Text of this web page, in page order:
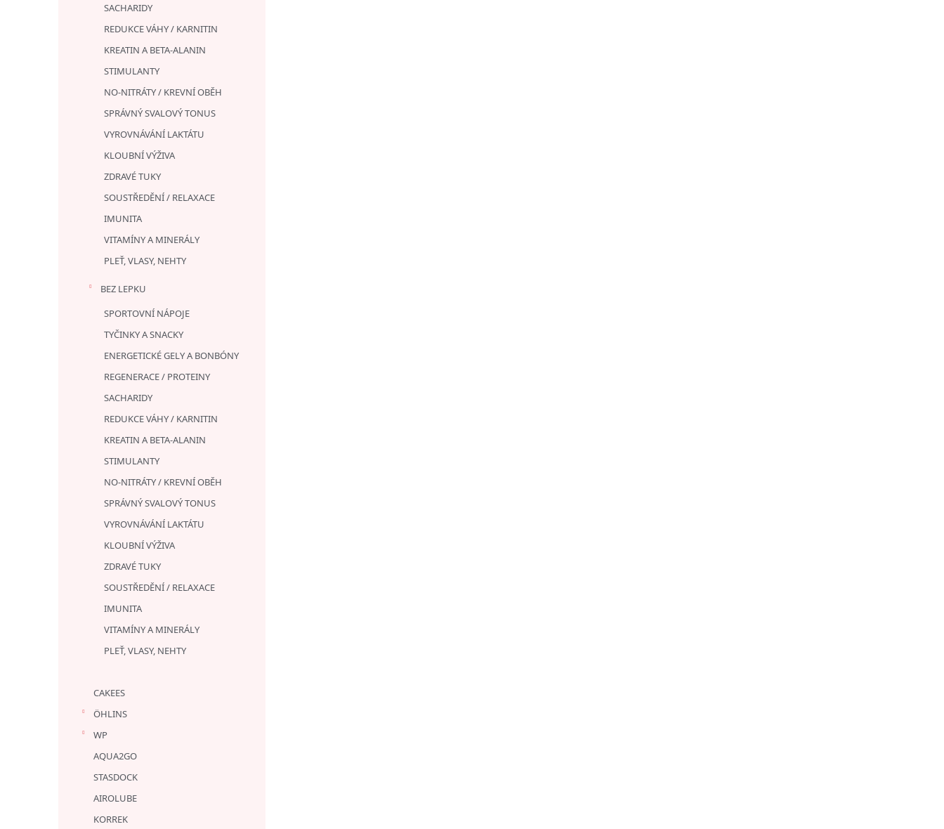
SACHARIDY
REDUKCE VÁHY / KARNITIN
KREATIN A BETA-ALANIN
STIMULANTY
NO-NITRÁTY / KREVNÍ OBĚH
SPRÁVNÝ SVALOVÝ TONUS
VYROVNÁVÁNÍ LAKTÁTU
KLOUBNÍ VÝŽIVA
ZDRAVÉ TUKY
SOUSTŘEDĚNÍ / RELAXACE
IMUNITA
VITAMÍNY A MINERÁLY
PLEŤ, VLASY, NEHTY
BEZ LEPKU
SPORTOVNÍ NÁPOJE
TYČINKY A SNACKY
ENERGETICKÉ GELY A BONBÓNY
REGENERACE / PROTEINY
SACHARIDY
REDUKCE VÁHY / KARNITIN
KREATIN A BETA-ALANIN
STIMULANTY
NO-NITRÁTY / KREVNÍ OBĚH
SPRÁVNÝ SVALOVÝ TONUS
VYROVNÁVÁNÍ LAKTÁTU
KLOUBNÍ VÝŽIVA
ZDRAVÉ TUKY
SOUSTŘEDĚNÍ / RELAXACE
IMUNITA
VITAMÍNY A MINERÁLY
PLEŤ, VLASY, NEHTY
CAKEES
ÖHLINS
WP
AQUA2GO
STASDOCK
AIROLUBE
KORREK